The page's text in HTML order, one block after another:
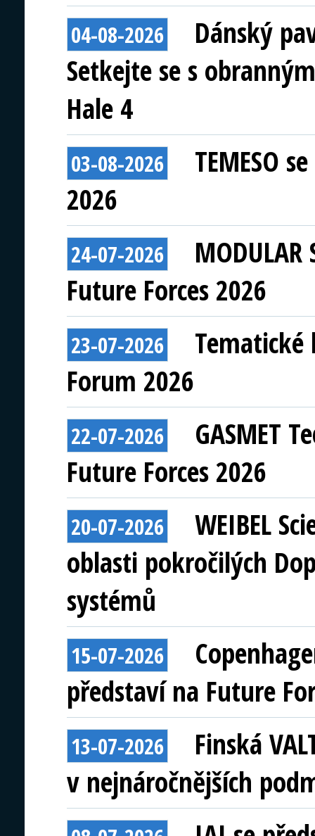
04-08-2026
Dánský
Setkejte se s
Hale 4
03-08-2026
TEMESO
2026
24-07-2026
Future Forces 2026
23-07-2026
Tematické
Forum 2026
22-07-2026
GASMET
Future Forces 2026
20-07-2026
WEIBEL
oblasti pokročilých
systémů
15-07-2026
představí na Future
13-07-2026
Finská
v nejnáročnějších